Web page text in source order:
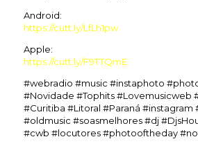
Android:
https://cutt.ly/LfLh1pw
Apple:
https://cutt.ly/F9TTQmE
#webradio #music #instaphoto
#Novidade #Tophits #Lovemusicweb
#Curitiba #Litoral #Paraná #instagram
#oldmusic #soasmelhores #dj
#cwb #locutores #photooftheday